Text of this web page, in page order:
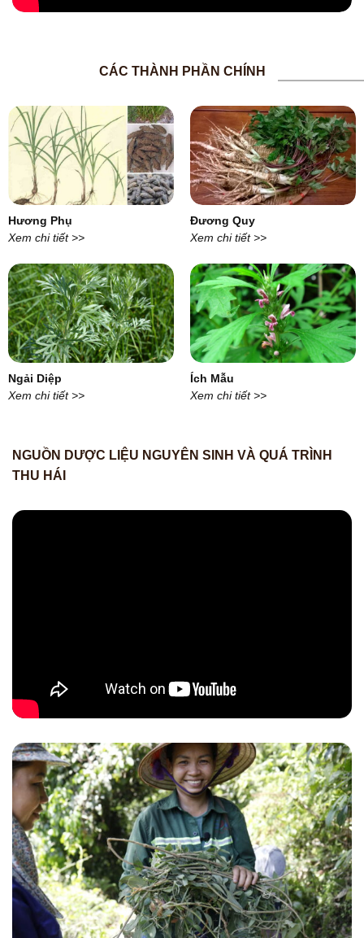
CÁC THÀNH PHẦN CHÍNH
Hương Phụ
Xem chi tiết >>
Đương Quy
Xem chi tiết >>
Ngải Diệp
Xem chi tiết >>
Ích Mẫu
Xem chi tiết >>
NGUỒN DƯỢC LIỆU NGUYÊN SINH VÀ QUÁ TRÌNH
THU HÁI